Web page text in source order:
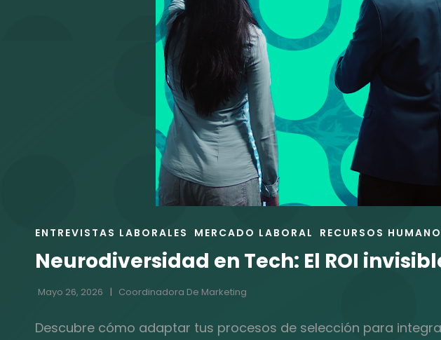
ENLACES
LAS
ENTREVISTAS LABORALES MERCADO LABORAL RECURSOS
Neurodiversidad en Tech: El ROI
Mayo 26, 2026 Coordinadora De Marketing
Descubre cómo adaptar tus procesos de selección para